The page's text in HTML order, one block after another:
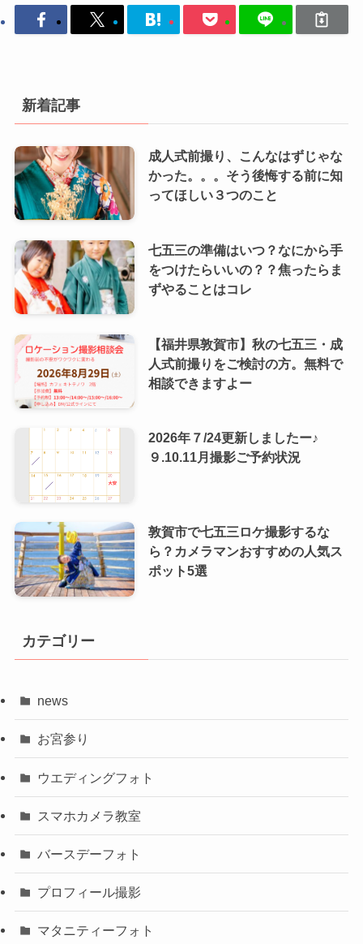
新着記事
成人式前撮り、こんなはずじゃな
かった。。。そう後悔する前に知
ってほしい３つのこと
七五三の準備はいつ？なにから手
をつけたらいいの？？焦ったらま
ずやることはコレ
【福井県敦賀市】秋の七五三・成
人式前撮りをご検討の方。無料で
相談できますよー
2026年７/24更新しましたー♪
９.10.11月撮影ご予約状況
敦賀市で七五三ロケ撮影するな
ら？カメラマンおすすめの人気ス
ポット5選
カテゴリー
news
お宮参り
ウエディングフォト
スマホカメラ教室
バースデーフォト
プロフィール撮影
マタニティーフォト